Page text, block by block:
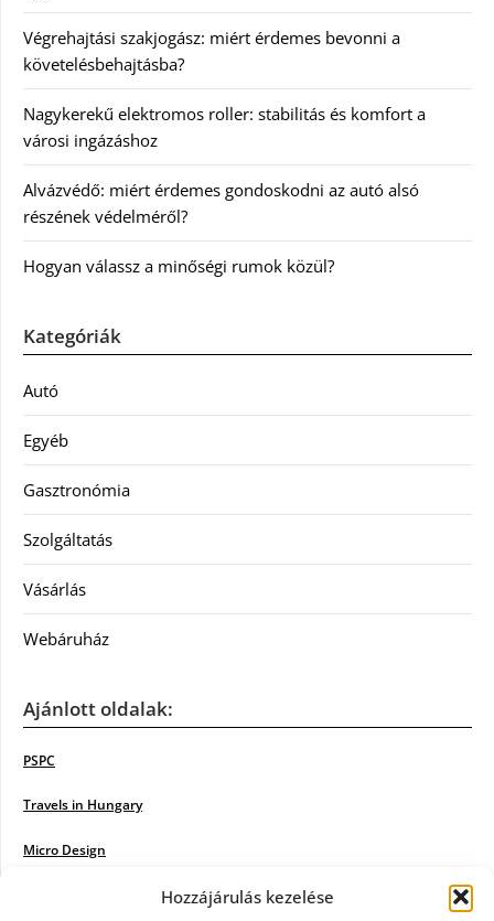
Hozzájárulás kezelése
Végrehajtási szakjogász: miért érdemes bevonni a
követelésbehajtásba?
Nagykerekű elektromos roller: stabilitás és komfort a
városi ingázáshoz
Alvázvédő: miért érdemes gondoskodni az autó alsó
részének védelméről?
Hogyan válassz a minőségi rumok közül?
Kategóriák
Autó
Egyéb
Gasztronómia
Szolgáltatás
Vásárlás
Webáruház
Ajánlott oldalak:
PSPC
Travels in Hungary
Micro Design